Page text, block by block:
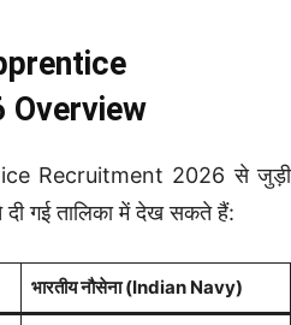
Recruitment 2026 से जुड़ी
दी गई तालिका में देख सकते हैं:
भारतीय नौसेना (Indian Navy)